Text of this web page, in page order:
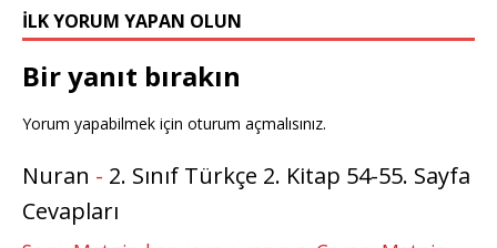
k
İLK YORUM YAPAN OLUN
Bir yanıt bırakın
Yorum yapabilmek için oturum açmalısınız.
Nuran - 2. Sınıf Türkçe 2. Kitap 54-55. Sayfa
Cevapları